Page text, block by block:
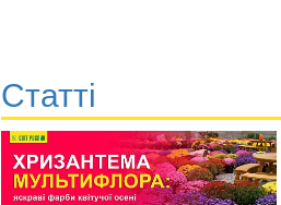
Статті